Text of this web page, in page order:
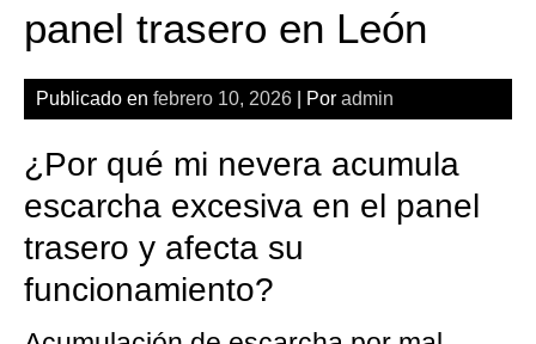
panel trasero en León
Publicado en febrero 10, 2026 | Por admin
¿Por qué mi nevera acumula
escarcha excesiva en el panel
trasero y afecta su
funcionamiento?